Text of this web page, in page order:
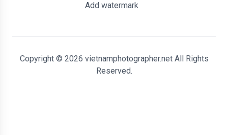
Add watermark
Copyright © 2026 vietnamphotographer.net All Rights
Reserved.